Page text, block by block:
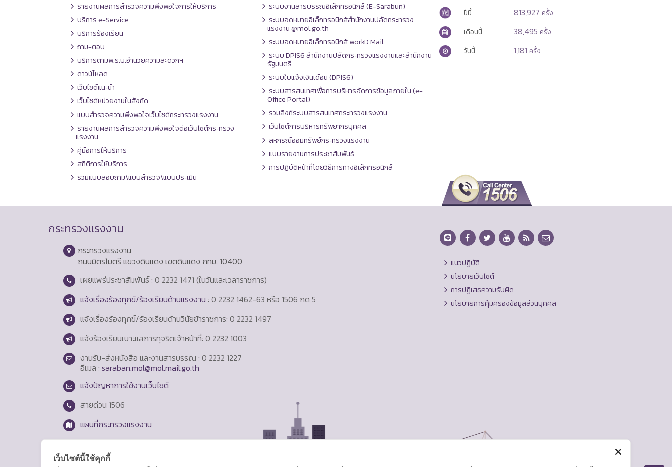
รายงานผลการสำรวจความพึงพอใจการให้บริการ
บริการ e-Service
บริการร้องเรียน
ถาม-ตอบ
บริการตามพ.ร.บ.อำนวยความสะดวกฯ
ดาวน์โหลด
เว็บไซต์แนะนำ
เว็บไซต์หน่วยงานในสังกัด
แบบสำรวจความพึงพอใจเว็บไซต์กระทรวงแรงงาน
รายงานผลการสำรวจความพึงพอใจต่อเว็บไซต์กระทรวง
แรงงาน
คู่มือการให้บริการ
สถิติการให้บริการ
รวมแบบสอบถาม\แบบสำรวจ\แบบประเมิน
ระบบงานสารบรรณอิเล็กทรอนิกส์ (E-Sarabun)
ระบบจดหมายอิเล็กทรอนิกส์สำนักงานปลัดกระทรวง
แรงงาน @mol.go.th
ระบบจดหมายอิเล็กทรอนิกส์ workD Mail
ระบบ DPIS6 สำนักงานปลัดกระทรวงแรงงานและสำนักงาน
รัฐมนตรี
ระบบใบแจ้งเงินเดือน (DPIS6)
ระบบสารสนเทศเพื่อการบริหารจัดการข้อมูลภายใน (e-
Office Portal)
รวมลิงก์ระบบสารสนเทศกระทรวงแรงงาน
เว็บไซต์การบริหารทรัพยากรบุคคล
สหกรณ์ออมทรัพย์กระทรวงแรงงาน
แบบรายงานการประชาสัมพันธ์
การปฏิบัติหน้าที่โดยวิธีการทางอิเล็กทรอนิกส์
ปีนี้
813,927 ครั้ง
เดือนนี้
38,495 ครั้ง
วันนี้
1,181 ครั้ง
กระทรวงแรงงาน
กระทรวงแรงงาน
ถนนมิตรไมตรี แขวงดินแดง เขตดินแดง กทม. 10400
เผยแพร่ประชาสัมพันธ์ : 0 2232 1471 (ในวันและเวลาราชการ)
แจ้งเรื่องร้องทุกข์/ร้องเรียนด้านแรงงาน : 0 2232 1462-63 หรือ 1506 กด 5
แจ้งเรื่องร้องทุกข์/ร้องเรียนด้านวินัยข้าราชการ: 0 2232 1497
แจ้งร้องเรียนเบาะแสการทุจริตเจ้าหน้าที่: 0 2232 1003
งานรับ-ส่งหนังสือ และงานสารบรรณ : 0 2232 1227
อีเมล : saraban.mol@mol.mail.go.th
แจ้งปัญหาการใช้งานเว็บไซต์
สายด่วน 1506
แผนที่กระทรวงแรงงาน
แนวปฏิบัติ
นโยบายเว็บไซต์
การปฏิเสธความรับผิด
นโยบายการคุ้มครองข้อมูลส่วนบุคคล
เว็บไซต์นี้ใช้คุกกี้